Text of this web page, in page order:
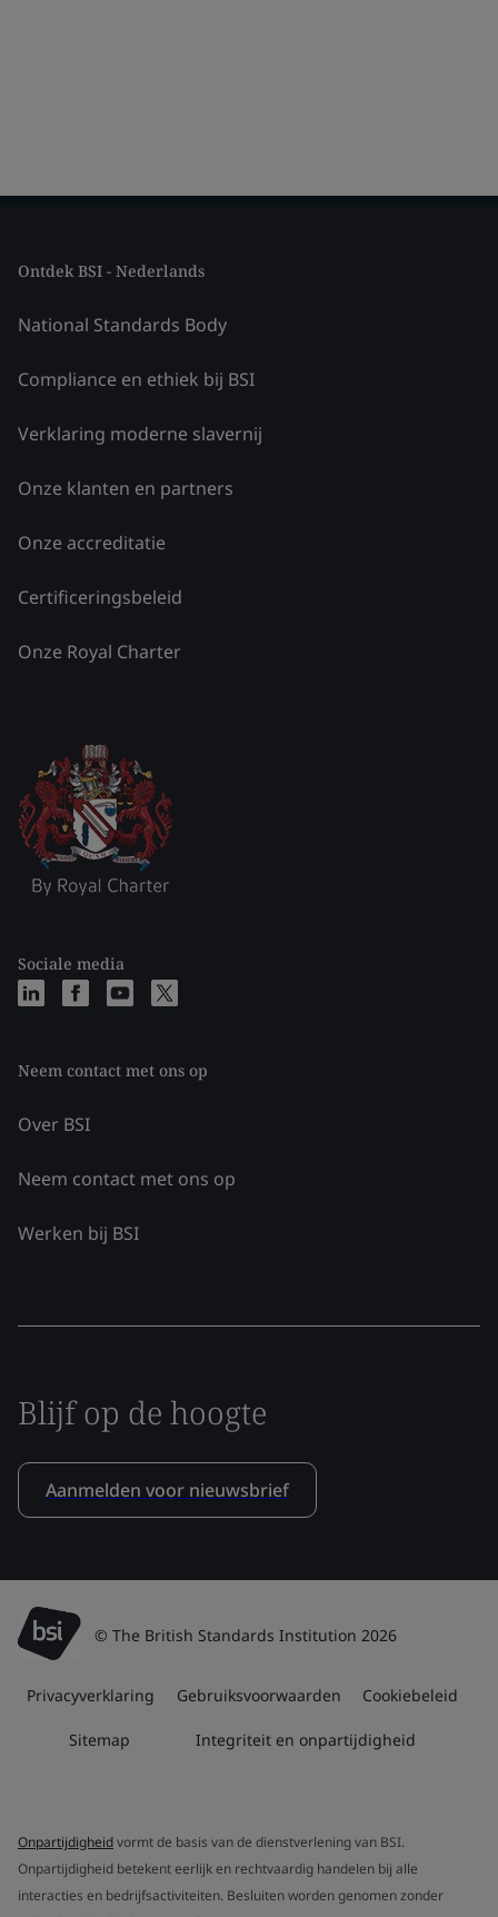
Ontdek BSI - Nederlands
National Standards Body
Compliance en ethiek bij BSI
Verklaring moderne slavernij
Onze klanten en partners
Onze accreditatie
Certificeringsbeleid
Onze Royal Charter
Sociale media
Neem contact met ons op
Over BSI
Neem contact met ons op
Werken bij BSI
Blijf op de hoogte
Aanmelden voor nieuwsbrief
© The British Standards Institution 2026
Privacyverklaring Gebruiksvoorwaarden Cookiebeleid
Sitemap Integriteit en onpartijdigheid
Onpartijdigheidvormt de basis van de dienstverlening van BSI.
Onpartijdigheid betekent eerlijk en rechtvaardig handelen bij alle
interacties en bedrijfsactiviteiten. Besluiten worden genomen zonder